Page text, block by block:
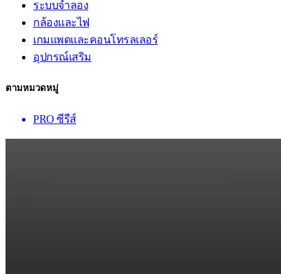
ระบบจำลอง
กล้องและไฟ
เกมแพดและคอนโทรลเลอร์
อุปกรณ์เสริม
ตามหมวดหมู่
PRO ซีรีส์